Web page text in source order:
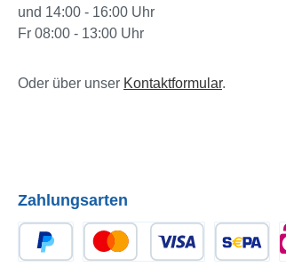
und 14:00 - 16:00 Uhr
Fr 08:00 - 13:00 Uhr
Oder über unser Kontaktformular.
Zahlungsarten